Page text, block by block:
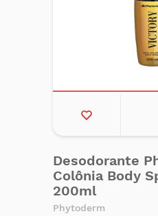
Desodorante
Colônia Body
200ml
Phytoderm